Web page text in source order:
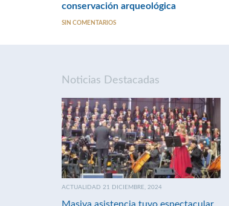
conservación arqueológica
SIN COMENTARIOS
Noticias Destacadas
ACTUALIDAD 21 DICIEMBRE, 2024